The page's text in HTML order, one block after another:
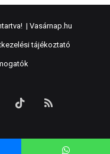
| Vasárnap.hu
tájékoztató
TikTok